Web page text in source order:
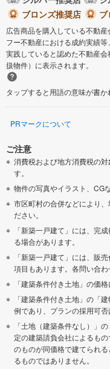
ブロンズ推奨店
広告商品を購入している不動
フー不動産における成約実績
実践していると認めた不動産
扱物件）に表示されます。
タップすると用語の意味が書か
PRマークについて
ご注意
消費税および地方消費税の
す。
物件の写真やイラスト、CG
市区町村の合併などにより
ださい。
「新築一戸建て」には、完
る場合があります。
「新築一戸建て」には、販
項目もあります。各問い合わ
「建築条件付き土地」の価
「建築条件付き土地」の「
例であり、プランの採用可否
「土地（建築条件なし）」
定の建築請負会社によるも
のものが同価格で建てられ
るものではありません。